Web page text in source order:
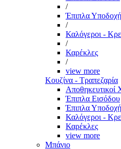
/
Έπιπλα
/
Καλόγεροι -
/
Καρέκλες
/
view more
Κουζίνα - Τραπεζαρία
Αποθηκευτικοί
Έπιπλα Εισόδου
Έπιπλα
Καλόγεροι -
Καρέκλες
view more
Μπάνιο